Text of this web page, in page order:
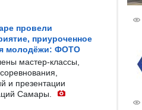
провели
приуроченное
молодёжи: ФОТО
мастер-классы,
и презентации
Самары.